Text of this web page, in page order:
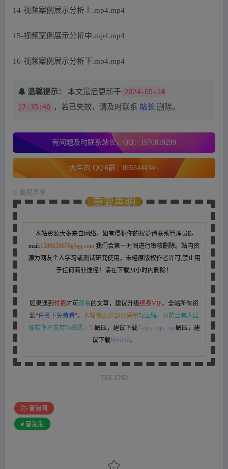
14-视频案例展示分析上.mp4.mp4
15-视频案例展示分析中.mp4.mp4
16-视频案例展示分析下.mp4.mp4
温馨提示： 本文最后更新于 2024-05-14
17:35:40 ，若已失效，请及时联系 站长 删除。
有问题及时联系站长，QQ：1970819299
大牛的 QQ 6群：865544434~
版权声明
重要声明
本站资源大多来自网络，如有侵犯你的权益请联系管理员E-
mail:1589650676@qq.com 我们会第一时间进行审核删除。站内资
源为网友个人学习或测试研究使用，未经原版权作者许可,禁止用
于任何商业途径！请在下载24小时内删除！
如果遇到 付费才可 观看 的文章，建议升级终身VIP。 全站所有资
源“任意下免费看”。 本站资源少部分采用7z压缩，
为防止有人压
缩软件不支持7z格式，7z解压，建议下载7-zip，zip、rar解压，建
议下载WinRAR。
THE END
冒泡网
# 冒泡泡